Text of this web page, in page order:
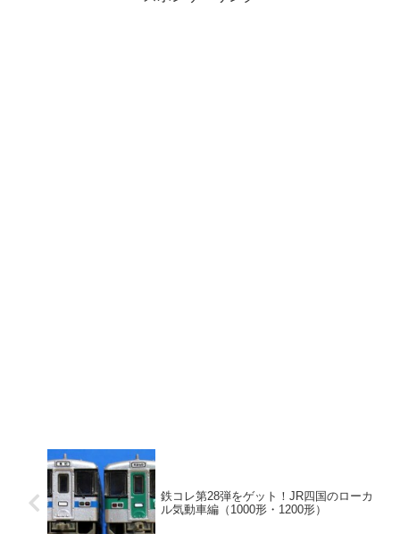
鉄コレ第28弾をゲット！JR四国のローカ
ル気動車編（1000形・1200形）